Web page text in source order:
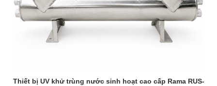
Thiết bị UV khử trùng nước sinh hoạt cao cấp Rama RUS-